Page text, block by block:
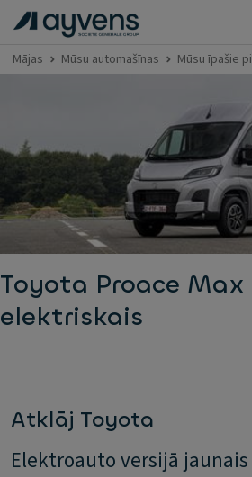
Mājas Mūsu automašīnas Mūsu īpašie
Toyota Proace Max
elektriskais
Atklāj Toyota
Elektroauto versijā jaunais